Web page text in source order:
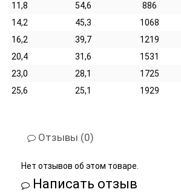
11,8
54,6 886
14,2
45,3 1068
16,2
39,7 1219
20,4
31,6 1531
23,0
28,1 1725
25,6
25,1 1929
Отзывы (0)
Нет отзывов об этом товаре.
Написать отзыв